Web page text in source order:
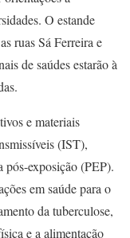
O estande
ruas Sá Ferreira e
de saúdes estarão à
e materiais
(IST),
exposição (PEP).
em saúde para o
da tuberculose,
e a alimentação